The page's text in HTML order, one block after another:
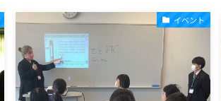
イベント